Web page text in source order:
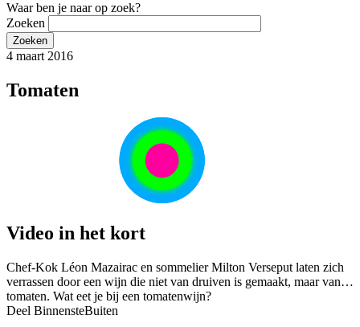
Waar ben je naar op zoek?
Zoeken
4 maart 2016
Tomaten
Video in het kort
Chef-Kok Léon Mazairac en sommelier Milton Verseput laten zich
verrassen door een wijn die niet van druiven is gemaakt, maar van…
tomaten. Wat eet je bij een tomatenwijn?
Deel BinnensteBuiten